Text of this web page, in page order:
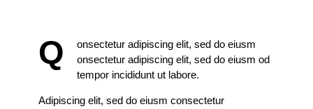
Q
onsectetur adipiscing elit, sed do eiusm
onsectetur adipiscing elit, sed do eiusm od
tempor incididunt ut labore.
Adipiscing elit, sed do eiusm consectetur